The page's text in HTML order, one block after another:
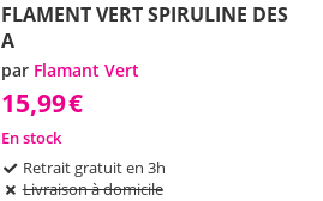
FLAMENT VERT SPIRULINE DES
A
par Flamant Vert
15,99€
En stock
Retrait gratuit en 3h
Livraison à domicile